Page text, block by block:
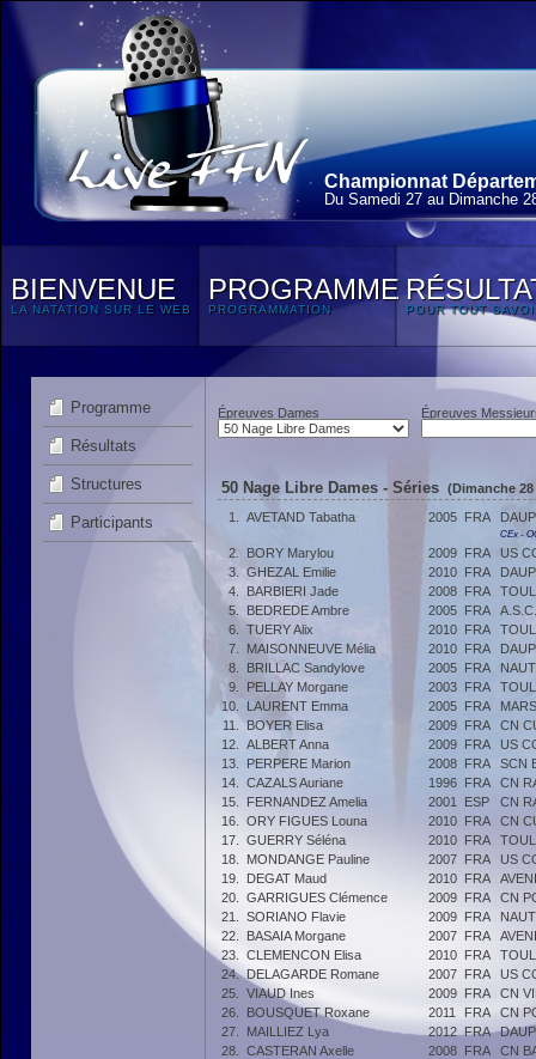
Championnat
Du Samedi 27 au Dimanche
BIENVENUE
LA NATATION SUR LE WEB
PROGRAMME
PROGRAMMATION POUR TOUT
Programme
Résultats
Structures
Participants
Épreuves Dames Épreuves
50 Nage Libre Dames - Séries (Dimanche
1.
AVETAND Tabatha 2005 FRA
CEx -
2. BORY Marylou 2009 FRA
US
3.
GHEZAL Emilie 2010 FRA
4.
BARBIERI Jade 2008 FRA
5.
BEDREDE Ambre 2005 FRA
6.
TUERY Alix 2010 FRA
7.
MAISONNEUVE Mélia 2010 FRA
8.
BRILLAC Sandylove 2005 FRA
9.
PELLAY Morgane 2003 FRA
10.
LAURENT Emma 2005 FRA
11.
BOYER Elisa 2009 FRA
CN
12.
ALBERT Anna 2009 FRA
US
13.
PERPERE Marion 2008 FRA
SCN
14.
CAZALS Auriane 1996 FRA
CN
15.
FERNANDEZ Amelia 2001 ESP
CN
16.
ORY FIGUES Louna 2010 FRA
CN
17.
GUERRY Séléna 2010 FRA
18.
MONDANGE Pauline 2007 FRA
US
19.
DEGAT Maud 2010 FRA
20.
GARRIGUES Clémence 2009 FRA
CN
21.
SORIANO Flavie 2009 FRA
22.
BASAIA Morgane 2007 FRA
23.
CLEMENCON Elisa 2010 FRA
24. DELAGARDE Romane 2007 FRA
US
25.
VIAUD Ines 2009 FRA
CN
26.
BOUSQUET Roxane 2011 FRA
CN
27.
MAILLIEZ Lya 2012 FRA
28.
CASTERAN Axelle 2008 FRA
CN